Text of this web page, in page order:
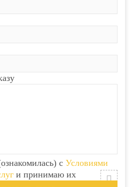
с Условиями
и принимаю их